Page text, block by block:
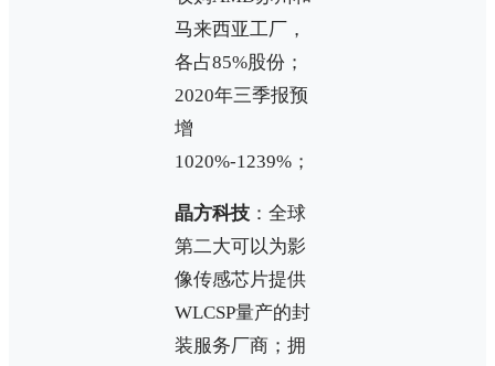
马来西亚工厂，
各占85%股份；
2020年三季报预
增
1020%-1239%；
晶方科技 ：全球
第二大可以为影
像传感芯片提供
WLCSP量产的封
装服务厂商；拥